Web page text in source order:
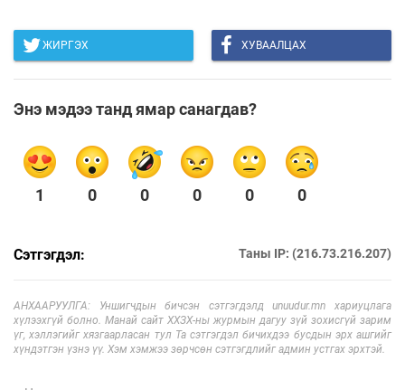
ЖИРГЭХ ХУВААЛЦАХ
Энэ мэдээ танд ямар санагдав?
1 0 0 0 0 0
Сэтгэгдэл: Таны IP: (216.73.216.207)
АНХААРУУЛГА: Уншигчдын бичсэн сэтгэгдэлд unuudur.mn хариуцлага
хүлээхгүй болно. Манай сайт ХХЗХ-ны журмын дагуу зүй зохисгүй зарим
үг, хэллэгийг хязгаарласан тул Та сэтгэгдэл бичихдээ бусдын эрх ашгийг
хүндэтгэн үзнэ үү. Хэм хэмжээ зөрчсөн сэтгэгдлийг админ устгах эрхтэй.